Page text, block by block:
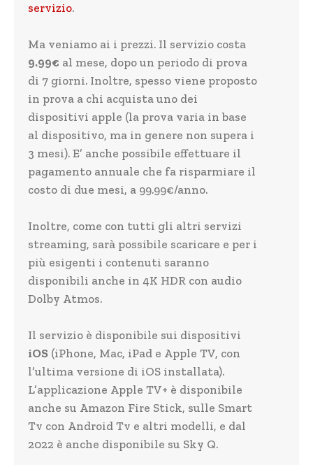
servizio.
Ma veniamo ai i prezzi. Il servizio costa
9.99€ al mese, dopo un periodo di prova
di 7 giorni. Inoltre, spesso viene proposto
in prova a chi acquista uno dei
dispositivi apple (la prova varia in base
al dispositivo, ma in genere non supera i
3 mesi). E’ anche possibile effettuare il
pagamento annuale che fa risparmiare il
costo di due mesi, a 99.99€/anno.
Inoltre, come con tutti gli altri servizi
streaming, sarà possibile scaricare e per i
più esigenti i contenuti saranno
disponibili anche in 4K HDR con audio
Dolby Atmos.
Il servizio è disponibile sui dispositivi
iOS (iPhone, Mac, iPad e Apple TV, con
l’ultima versione di iOS installata).
L’applicazione Apple TV+ è disponibile
anche su Amazon Fire Stick, sulle Smart
Tv con Android Tv e altri modelli, e dal
2022 è anche disponibile su Sky Q.